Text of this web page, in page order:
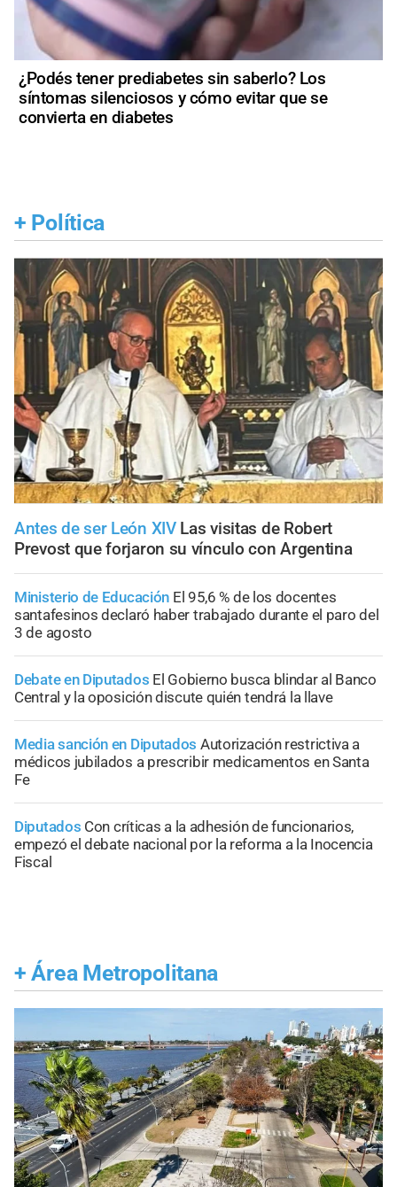
¿Podés tener prediabetes sin saberlo? Los
síntomas silenciosos y cómo evitar que se
convierta en diabetes
+ Política
Antes de ser León XIV Las visitas de Robert
Prevost que forjaron su vínculo con Argentina
Ministerio de Educación El 95,6 % de los docentes
santafesinos declaró haber trabajado durante el paro del
3 de agosto
Debate en Diputados El Gobierno busca blindar al Banco
Central y la oposición discute quién tendrá la llave
Media sanción en Diputados Autorización restrictiva a
médicos jubilados a prescribir medicamentos en Santa
Fe
Diputados Con críticas a la adhesión de funcionarios,
empezó el debate nacional por la reforma a la Inocencia
Fiscal
+ Área Metropolitana